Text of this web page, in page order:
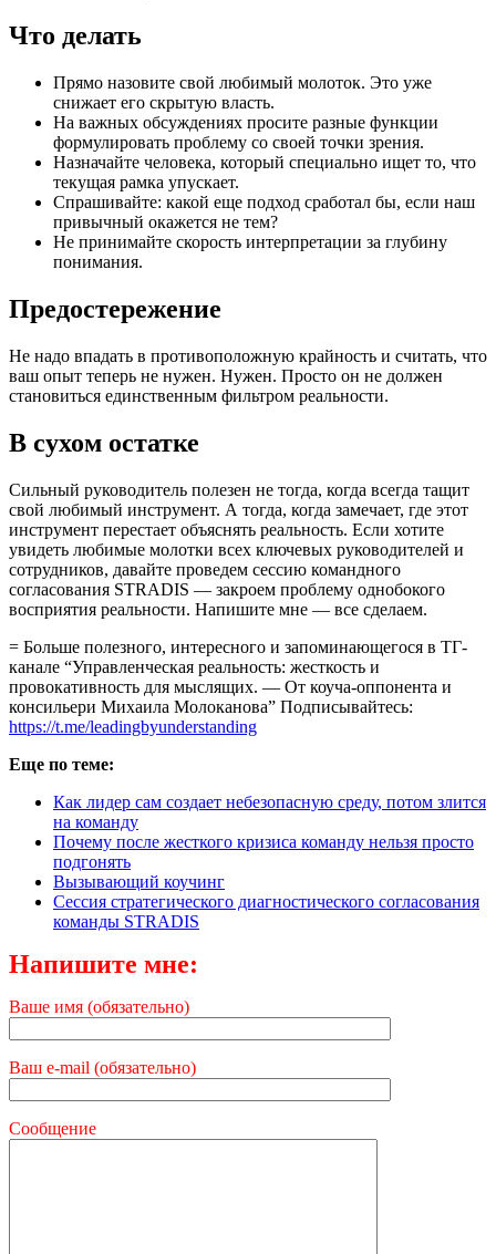
Что делать
Прямо назовите свой любимый молоток. Это уже
снижает его скрытую власть.
На важных обсуждениях просите разные функции
формулировать проблему со своей точки зрения.
Назначайте человека, который специально ищет то, что
текущая рамка упускает.
Спрашивайте: какой еще подход сработал бы, если наш
привычный окажется не тем?
Не принимайте скорость интерпретации за глубину
понимания.
Предостережение
Не надо впадать в противоположную крайность и считать, что
ваш опыт теперь не нужен. Нужен. Просто он не должен
становиться единственным фильтром реальности.
В сухом остатке
Сильный руководитель полезен не тогда, когда всегда тащит
свой любимый инструмент. А тогда, когда замечает, где этот
инструмент перестает объяснять реальность. Если хотите
увидеть любимые молотки всех ключевых руководителей и
сотрудников, давайте проведем сессию командного
согласования STRADIS — закроем проблему однобокого
восприятия реальности. Напишите мне — все сделаем.
= Больше полезного, интересного и запоминающегося в ТГ-
канале “Управленческая реальность: жесткость и
провокативность для мыслящих. — От коуча-оппонента и
консильери Михаила Молоканова” Подписывайтесь:
https://t.me/leadingbyunderstanding
Еще по теме:
Как лидер сам создает небезопасную среду, потом злится
на команду
Почему после жесткого кризиса команду нельзя просто
подгонять
Вызывающий коучинг
Сессия стратегического диагностического согласования
команды STRADIS
Напишите мне:
Ваше имя (обязательно)
Ваш e-mail (обязательно)
Сообщение